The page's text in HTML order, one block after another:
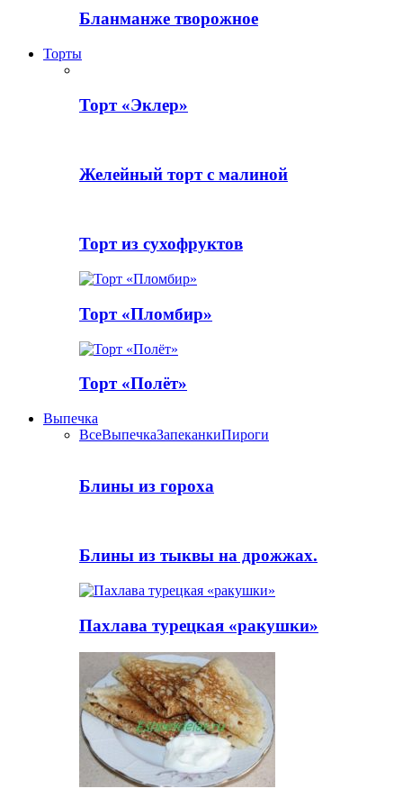
Бланманже творожное
Торты
Торт «Эклер»
Желейный торт с малиной
Торт из сухофруктов
Торт «Пломбир»
Торт «Полёт»
Выпечка
ВсеВыпечкаЗапеканкиПироги
Блины из гороха
Блины из тыквы на дрожжах.
Пахлава турецкая «ракушки»